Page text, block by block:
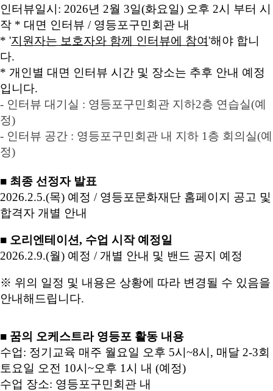
인터뷰일시: 2026년 2월 3일(화요일) 오후 2시 부터 시
작 * 대면 인터뷰 / 영등포구민회관 내
* '지원자는 보호자와 함께 인터뷰에 참여'해야 합니
다.
* 개인별 대면 인터뷰 시간 및 장소는 추후 안내 예정
입니다.
- 인터뷰 대기실 : 영등포구민회관 지하2층 연습실(예
정)
- 인터뷰 공간 : 영등포구민회관 내 지하 1 층 회의실(예
정)
■ 최종 선정자 발표
2026.2.5.(목) 예정 / 영등포문화재단 홈페이지 공고 및
합격자 개별 안내
■ 오리엔테이션, 수업 시작 예정일
2026.2.9.(월) 예정 / 개별 안내 및 밴드 공지 예정
※ 위의 일정 및 내용은 상황에 따라 변경될 수 있음을
안내해드립니다.
■ 꿈의 오케스트라 영등포 활동 내용
수업: 정기교육 매주 월요일 오후 5시~8시, 매달 2-3회
토요일 오전 10시~오후 1시 내 (예정)
수업 장소: 영등포구민회관 내